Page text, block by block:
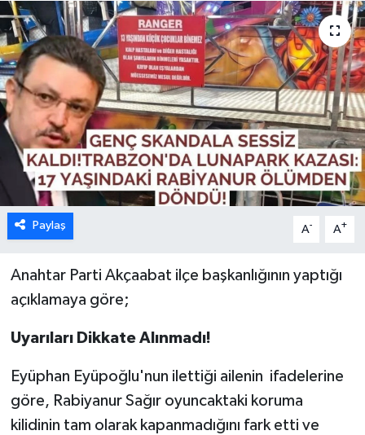
Paylaş A- A+
Anahtar Parti Akçaabat ilçe başkanlığının yaptığı
açıklamaya göre;
Uyarıları Dikkate Alınmadı!
Eyüphan Eyüpoğlu'nun ilettiği ailenin ifadelerine
göre, Rabiyanur Sağır oyuncaktaki koruma
kilidinin tam olarak kapanmadığını fark etti ve